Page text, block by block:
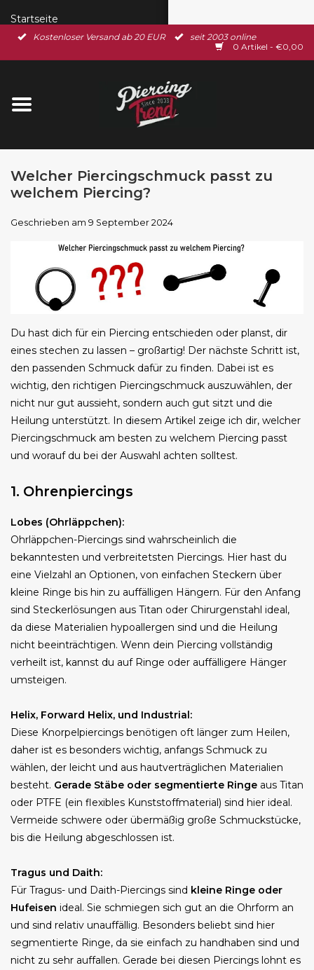
Kostenloser Versand ab 20 EUR
seit 2003 online
0 Artikel - €0,00
Startseite
Neu im Shop
Piercingschmuck
Ohrschmuck
BLOG
Welcher Piercingschmuck passt zu
welchem Piercing?
Geschrieben am 9 September 2024
Du hast dich für ein Piercing entschieden oder planst, dir
eines stechen zu lassen – großartig! Der nächste Schritt ist,
den passenden Schmuck dafür zu finden. Dabei ist es
wichtig, den richtigen Piercingschmuck auszuwählen, der
nicht nur gut aussieht, sondern auch gut sitzt und die
Heilung unterstützt. In diesem Artikel zeige ich dir, welcher
Piercingschmuck am besten zu welchem Piercing passt
und worauf du bei der Auswahl achten solltest.
1. Ohrenpiercings
Lobes (Ohrläppchen):
Ohrläppchen-Piercings sind wahrscheinlich die
bekanntesten und verbreitetsten Piercings. Hier hast du
eine Vielzahl an Optionen, von einfachen Steckern über
kleine Ringe bis hin zu auffälligen Hängern. Für den Anfang
sind Steckerlösungen aus Titan oder Chirurgenstahl ideal,
da diese Materialien hypoallergen sind und die Heilung
nicht beeinträchtigen. Wenn dein Piercing vollständig
verheilt ist, kannst du auf Ringe oder auffälligere Hänger
umsteigen.
Helix, Forward Helix, und Industrial:
Diese Knorpelpiercings benötigen oft länger zum Heilen,
daher ist es besonders wichtig, anfangs Schmuck zu
wählen, der leicht und aus hautverträglichen Materialien
besteht. Gerade Stäbe oder segmentierte Ringe aus Titan
oder PTFE (ein flexibles Kunststoffmaterial) sind hier ideal.
Vermeide schwere oder übermäßig große Schmuckstücke,
bis die Heilung abgeschlossen ist.
Tragus und Daith:
Für Tragus- und Daith-Piercings sind kleine Ringe oder
Hufeisen ideal. Sie schmiegen sich gut an die Ohrform an
und sind relativ unauffällig. Besonders beliebt sind hier
segmentierte Ringe, da sie einfach zu handhaben sind und
nicht zu sehr auffallen. Gerade bei diesen Piercings lohnt es